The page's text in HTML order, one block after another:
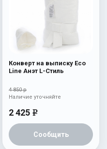
Конверт на выписку Eco
Line Анэт L-Стиль
4 850 р
2 425 e
Сообщить
Наличие уточняйте